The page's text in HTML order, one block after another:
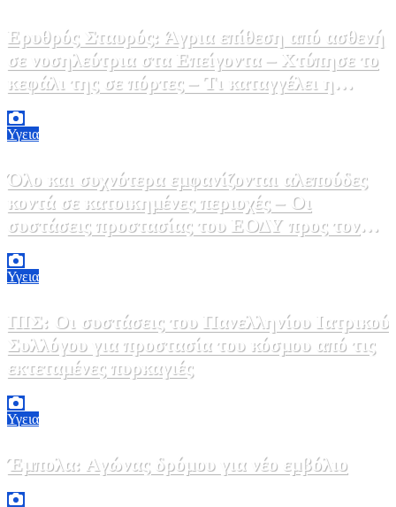
Ερυθρός Σταυρός: Άγρια επίθεση από ασθενή
σε νοσηλεύτρια στα Επείγοντα – Χτύπησε το
κεφάλι της σε πόρτες – Τι καταγγέλει η
ΠΟΕΔΗΝ
Υγεια
Όλο και συχνότερα εμφανίζονται αλεπούδες
κοντά σε κατοικημένες περιοχές – Οι
συστάσεις προστασίας του ΕΟΔΥ προς τον
κόσμο
Υγεια
ΠΙΣ: Οι συστάσεις του Πανελληνίου Ιατρικού
Συλλόγου για προστασία του κόσμου από τις
εκτεταμένες πυρκαγιές
Υγεια
Έμπολα: Αγώνας δρόμου για νέο εμβόλιο